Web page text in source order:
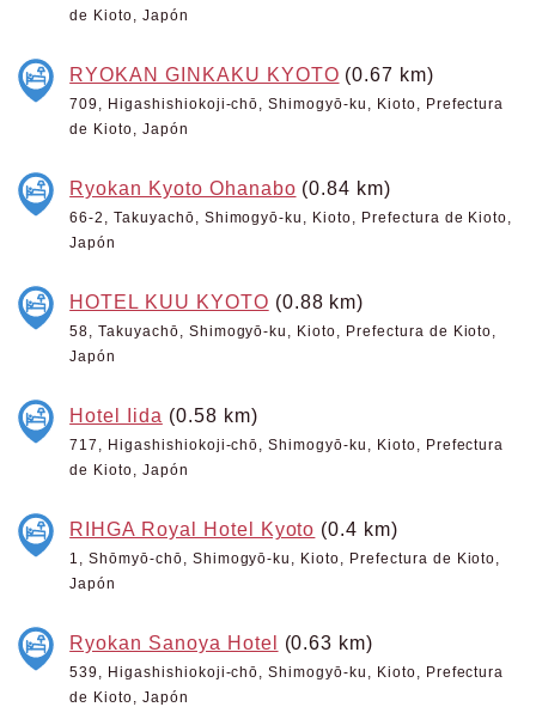
de Kioto, Japón
RYOKAN GINKAKU KYOTO (0.67 km)
709, Higashishiokoji-chō, Shimogyō-ku, Kioto, Prefectura
de Kioto, Japón
Ryokan Kyoto Ohanabo (0.84 km)
66-2, Takuyachō, Shimogyō-ku, Kioto, Prefectura de Kioto,
Japón
HOTEL KUU KYOTO (0.88 km)
58, Takuyachō, Shimogyō-ku, Kioto, Prefectura de Kioto,
Japón
Hotel Iida (0.58 km)
717, Higashishiokoji-chō, Shimogyō-ku, Kioto, Prefectura
de Kioto, Japón
RIHGA Royal Hotel Kyoto (0.4 km)
1, Shōmyō-chō, Shimogyō-ku, Kioto, Prefectura de Kioto,
Japón
Ryokan Sanoya Hotel (0.63 km)
539, Higashishiokoji-chō, Shimogyō-ku, Kioto, Prefectura
de Kioto, Japón